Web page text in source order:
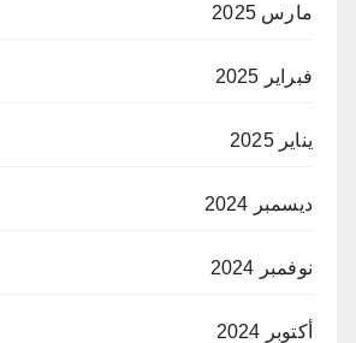
مارس 2025
فبراير 2025
يناير 2025
ديسمبر 2024
نوفمبر 2024
أكتوبر 2024